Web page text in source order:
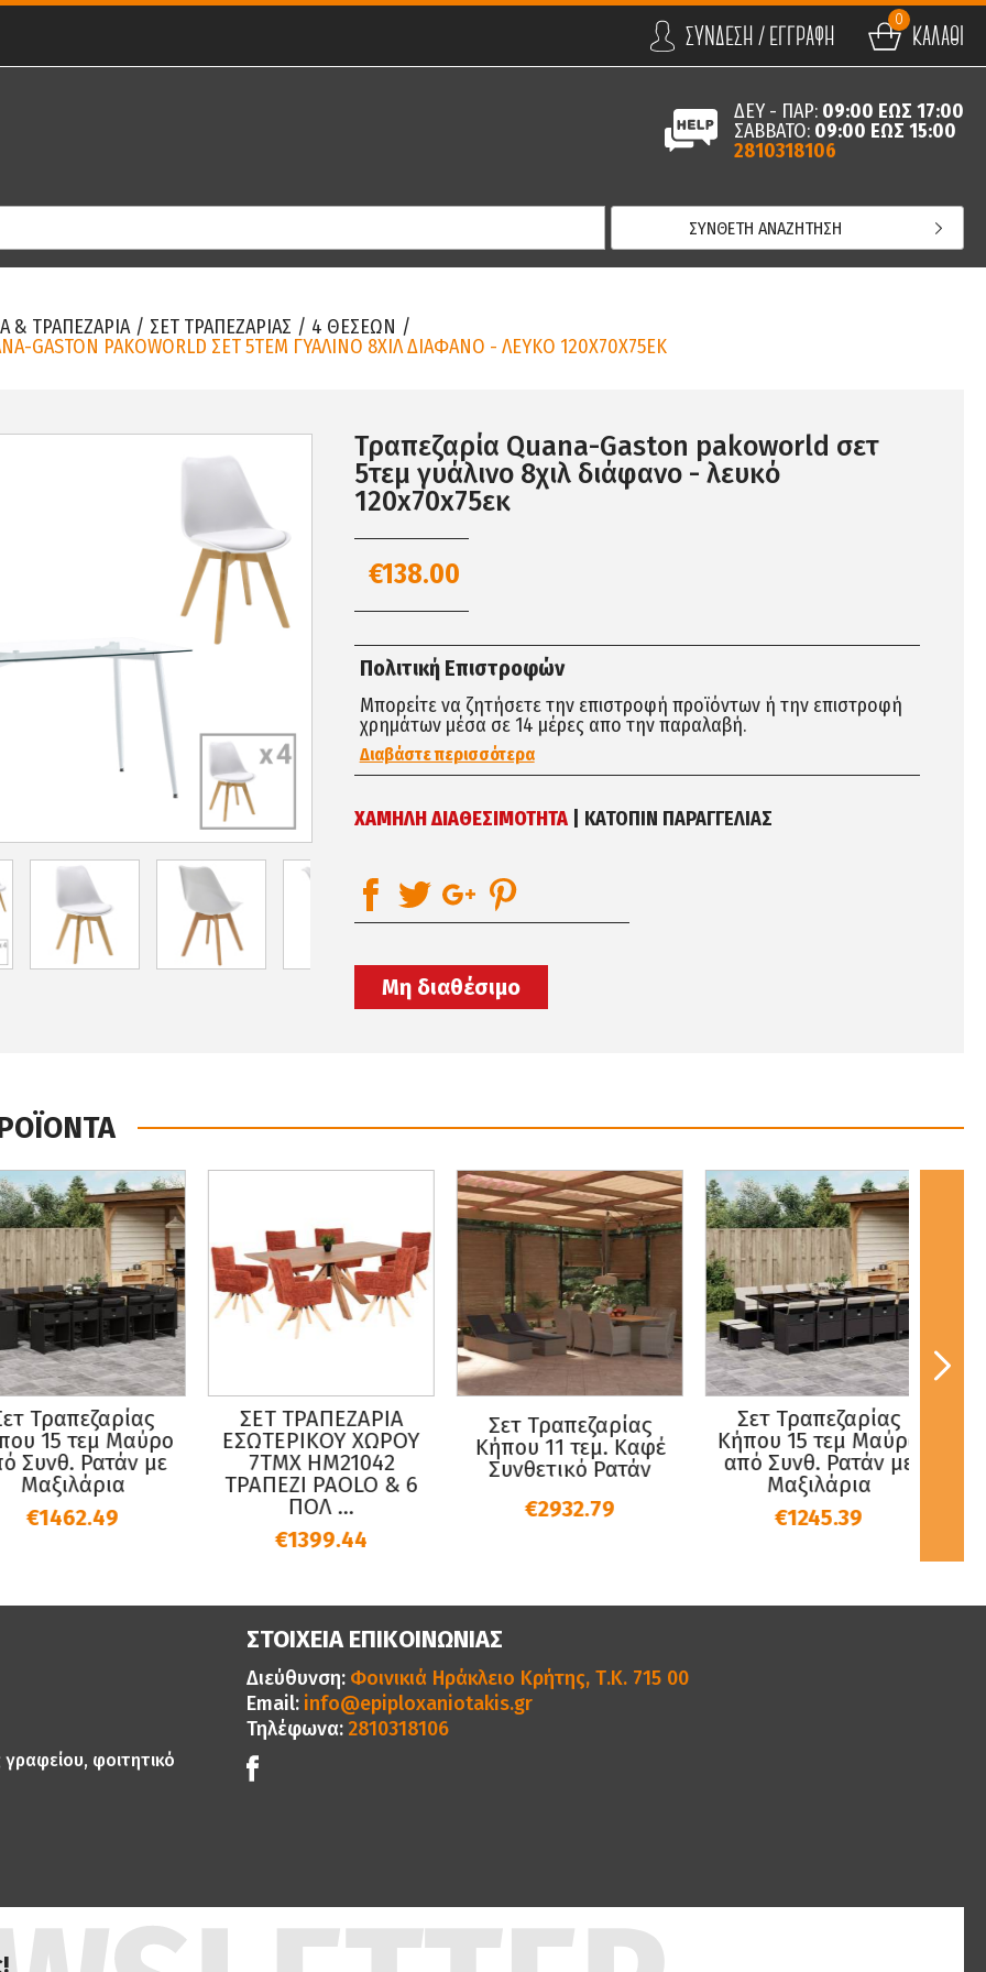
ΣΥΝΔΕΣΗ / ΕΓΓΡΑΦΗ ΚΑΛΑΘΙ
0
ΔΕΥ - ΠΑΡ: 09:00 ΕΩΣ 17:00
ΣΑΒΒΑΤΟ: 09:00 ΕΩΣ 15:00
2810318106
ΣΥΝΘΕΤΗ ΑΝΑΖΗΤΗΣΗ
& ΤΡΑΠΕΖΑΡΙΑ / ΣΕΤ ΤΡΑΠΕΖΑΡΙΑΣ / 4 ΘΕΣΕΩΝ /
GASTON PAKOWORLD ΣΕΤ 5ΤΕΜ ΓΥΑΛΙΝΟ 8ΧΙΛ ΔΙΑΦΑΝΟ - ΛΕΥΚΟ 120X70X75ΕΚ
Τραπεζαρία Quana-Gaston pakoworld σετ
5τεμ γυάλινο 8χιλ διάφανο - λευκό
120x70x75εκ
€138.00
Πολιτική Επιστροφών
Μπορείτε να ζητήσετε την επιστροφή προϊόντων ή την επιστροφή
χρημάτων μέσα σε 14 μέρες απο την παραλαβή.
Διαβάστε περισσότερα
ΧΑΜΗΛΗ ΔΙΑΘΕΣΙΜΌΤΗΤΑ| ΚΑΤΟΠΙΝ ΠΑΡΑΓΓΕΛΙΑΣ
Μη διαθέσιμο
Τραπεζαρίας
15 τεμ Μαύρο
Ρατάν με
Μαξιλάρια
€1462.49
ΣΕΤ ΤΡΑΠΕΖΑΡΙΑ
ΕΣΩΤΕΡΙΚΟΥ ΧΩΡΟΥ
7ΤΜΧ HM21042
ΤΡΑΠΕΖΙ PAOLO & 6
ΠΟΛ ...
€1399.44
Σετ Τραπεζαρίας
Κήπου 11 τεμ. Καφέ
Συνθετικό Ρατάν
€2932.79
Σετ Τραπεζαρίας
Κήπου 15 τεμ Μαύρο
από Συνθ. Ρατάν με
Μαξιλάρια
€1245.39
φοιτητικό
ΣΤΟΙΧΕΙΑ ΕΠΙΚΟΙΝΩΝΙΑΣ
Διεύθυνση: Φοινικιά Ηράκλειο Κρήτης, Τ.Κ. 715 00
Email: info@epiploxaniotakis.gr
Τηλέφωνα: 2810318106